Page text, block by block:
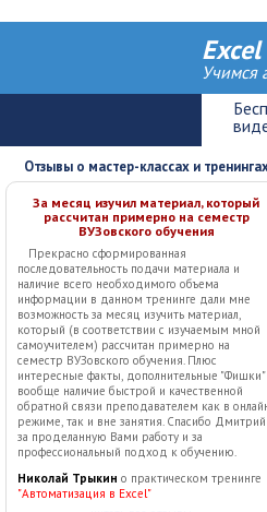
Excel
Учимся
Отзывы о мастер-классах и
За месяц изучил материал, который
рассчитан примерно на семестр
ВУЗовского обучения
Прекрасно сформированная
последовательность подачи материала и
наличие всего необходимого объема
информации в данном тренинге дали мне
возможность за месяц изучить материал,
который (в соответствии с изучаемым мной
самоучителем) рассчитан примерно на
семестр ВУЗовского обучения. Плюс
интересные факты, дополнительные "Фишки"
вообще наличие быстрой и качественной
обратной связи преподавателем как в
режиме, так и вне занятия. Спасибо Дмитрий
за проделанную Вами работу и за
профессиональный подход к обучению.
Николай Трыкин о практическом тренинге
"Автоматизация в Excel"